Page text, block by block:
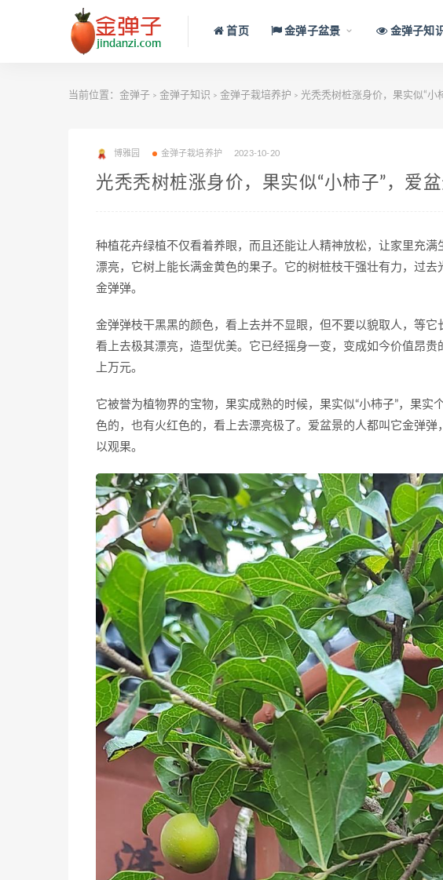
首页 金弹子盆景 金弹子知
当前位置： 金弹子 > 金弹子知识 > 金弹子栽培养护 > 光秃秃树桩涨身价，果实似“小
博雅园 金弹子栽培养护 2023-10-20
光秃秃树桩涨身价，果实似“小柿子”，爱
种植花卉绿植不仅看着养眼，而且还能让人精神放松，让家里充
漂亮，它树上能长满金黄色的果子。它的树桩枝干强壮有力，过
金弹弹。
金弹弹枝干黑黑的颜色，看上去并不显眼，但不要以貌取人，等它
看上去极其漂亮，造型优美。它已经摇身一变，变成如今价值昂
上万元。
它被誉为植物界的宝物，果实成熟的时候，果实似“小柿子”，果
色的，也有火红色的，看上去漂亮极了。爱盆景的人都叫它金弹弹
以观果。